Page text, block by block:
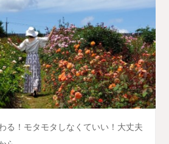
る！モタモタしなくていい！大丈夫